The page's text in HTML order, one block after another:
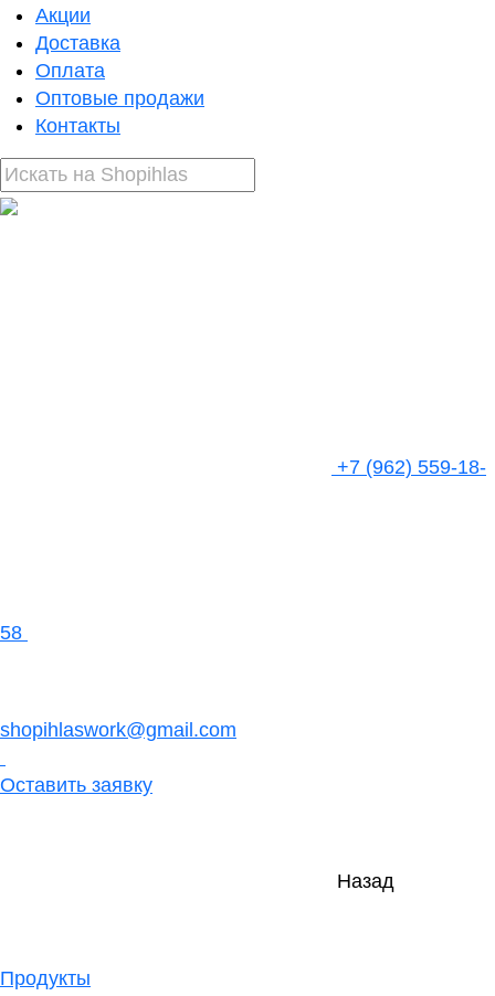
Акции
Доставка
Оплата
Оптовые продажи
Контакты
+7 (962) 559-18-
58
shopihlaswork@gmail.com
Оставить заявку
Назад
Продукты